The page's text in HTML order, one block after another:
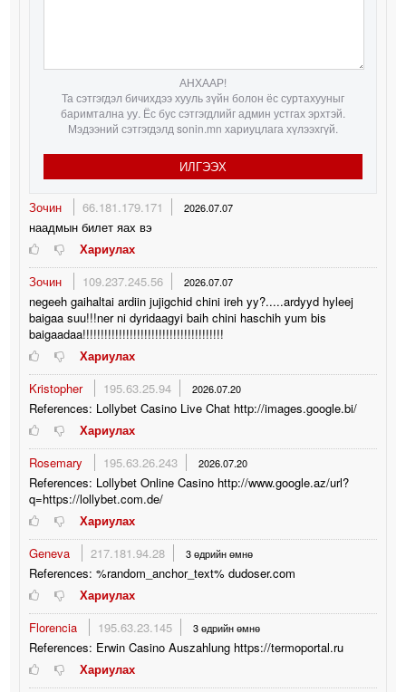
АНХААР!
Та сэтгэгдэл бичихдээ хууль зүйн болон ёс суртахууныг
баримтална уу. Ёс бус сэтгэгдлийг админ устгах эрхтэй.
Мэдээний сэтгэгдэлд sonin.mn хариуцлага хүлээхгүй.
ИЛГЭЭХ
Зочин 66.181.179.171 2026.07.07
наадмын билет яах вэ
Хариулах
Зочин
109.237.245.56 2026.07.07
negeeh gaihaltai ardiin jujigchid chini ireh yy?.....ardyyd hyleej
baigaa suu!!!ner ni dyridaagyi baih chini haschih yum bis
baigaadaa!!!!!!!!!!!!!!!!!!!!!!!!!!!!!!!!!!!!!!!
Хариулах
Kristopher
195.63.25.94 2026.07.20
References: Lollybet Casino Live Chat http://images.google.bi/
Хариулах
Rosemary
195.63.26.243 2026.07.20
References: Lollybet Online Casino http://www.google.az/url?
q=https://lollybet.com.de/
Хариулах
Geneva
217.181.94.28 3 өдрийн өмнө
References: %random_anchor_text% dudoser.com
Хариулах
Florencia
195.63.23.145 3 өдрийн өмнө
References: Erwin Casino Auszahlung https://termoportal.ru
Хариулах